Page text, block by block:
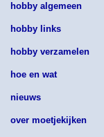
hobby algemeen
hobby links
hobby verzamelen
hoe en wat
nieuws
over moetjekijken